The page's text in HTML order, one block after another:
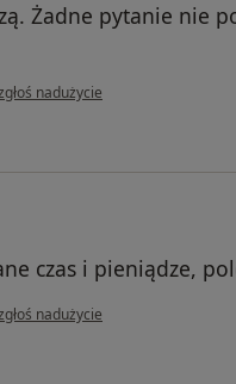
Żadne pytanie nie
opinii użytkownika Michał
nadużycie
czas i pieniądze,
opinii użytkownika Joanna
nadużycie